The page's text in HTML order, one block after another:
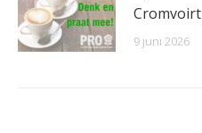
Cromvoirt
9 juni 2026